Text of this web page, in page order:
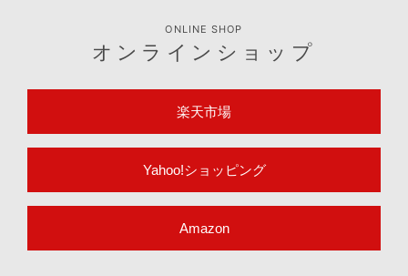
ONLINE SHOP
オンラインショップ
楽天市場
Yahoo!ショッピング
Amazon